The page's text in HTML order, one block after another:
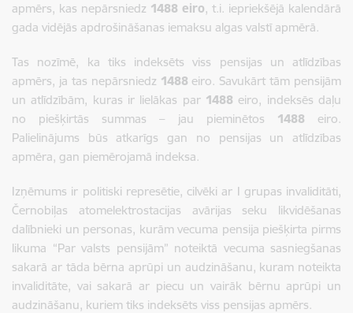
apmērs, kas nepārsniedz 1488 eiro, t.i. iepriekšējā kalendārā
gada vidējās apdrošināšanas iemaksu algas valstī apmērā.
Tas nozīmē, ka tiks indeksēts viss pensijas un atlīdzības
apmērs, ja tas nepārsniedz 1488 eiro. Savukārt tām pensijām
un atlīdzībām, kuras ir lielākas par 1488 eiro, indeksēs daļu
no piešķirtās summas – jau pieminētos 1488 eiro.
Palielinājums būs atkarīgs gan no pensijas un atlīdzības
apmēra, gan piemērojamā indeksa.
Izņēmums ir politiski represētie, cilvēki ar I grupas invaliditāti,
Černobiļas atomelektrostacijas avārijas seku likvidēšanas
dalībnieki un personas, kurām vecuma pensija piešķirta pirms
likuma “Par valsts pensijām” noteiktā vecuma sasniegšanas
sakarā ar tāda bērna aprūpi un audzināšanu, kuram noteikta
invaliditāte, vai sakarā ar piecu un vairāk bērnu aprūpi un
audzināšanu, kuriem tiks indeksēts viss pensijas apmērs.